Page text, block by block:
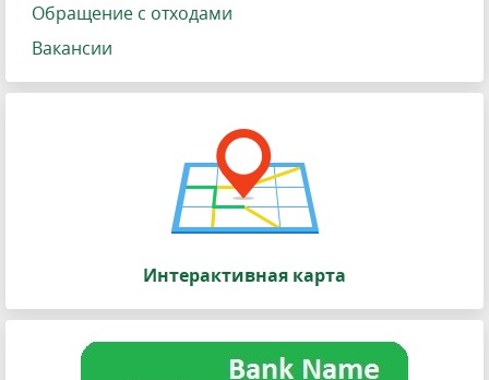
Обращение с отходами
Вакансии
Интерактивная карта